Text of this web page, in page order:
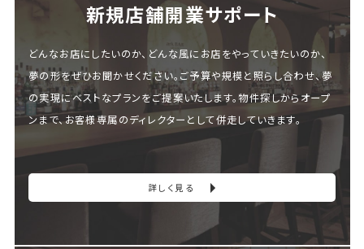
新規店舗開業サポート
どんなお店にしたいのか、どんな風にお店をやっていきたいのか、
夢の形をぜひお聞かせください。ご予算や規模と照らし合わせ、夢
の実現にベストなプランをご提案いたします。物件探しからオープ
ンまで、お客様専属のディレクターとして併走していきます。
詳しく見る